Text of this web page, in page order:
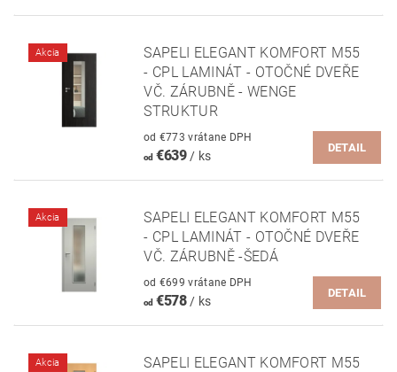
Akcia
SAPELI ELEGANT KOMFORT M55
- CPL LAMINÁT - OTOČNÉ DVEŘE
VČ. ZÁRUBNĚ - WENGE
STRUKTUR
od €773 vrátane DPH
od€639 / ks
DETAIL
Akcia
SAPELI ELEGANT KOMFORT M55
- CPL LAMINÁT - OTOČNÉ DVEŘE
VČ. ZÁRUBNĚ -ŠEDÁ
od €699 vrátane DPH
od€578 / ks
DETAIL
Akcia
SAPELI ELEGANT KOMFORT M55